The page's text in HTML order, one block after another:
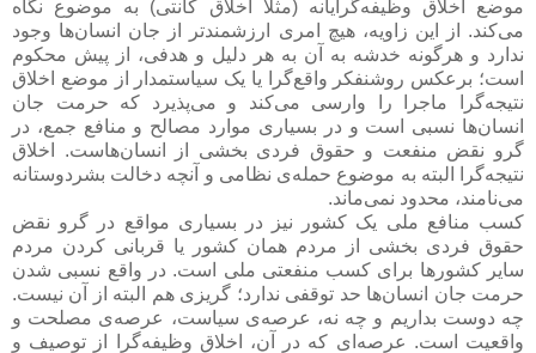
موضع اخلاق وظیفه‌گرایانه (مثلاً اخلاق کانتی) به موضوع نگاه
می‌کند. از این زاویه، هیچ امری ارزشمندتر از جان انسان‌ها وجود
ندارد و هرگونه خدشه به آن به هر دلیل و هدفی، از پیش محکوم
است؛ برعکس روشنفکر واقع‌گرا یا یک سیاستمدار از موضع اخلاق
نتیجه‌گرا ماجرا را وارسی می‌کند و می‌پذیرد که حرمت جان
انسان‌ها نسبی است و در بسیاری موارد مصالح و منافع جمع، در
گرو نقض منفعت و حقوق فردی بخشی از انسان‌هاست. اخلاق
نتیجه‌گرا البته به موضوع حمله‌ی نظامی و آنچه دخالت بشردوستانه
می‌نامند، محدود نمی‌ماند.
کسب منافع ملی یک کشور نیز در بسیاری مواقع در گرو نقض
حقوق فردی بخشی از مردم همان کشور یا قربانی کردن مردم
سایر کشورها برای کسب منفعتی ملی است. در واقع نسبی شدن
حرمت جان انسان‌ها حد توقفی ندارد؛ گریزی هم البته از آن نیست.
چه دوست بداریم و چه نه، عرصه‌ی سیاست، عرصه‌ی مصلحت و
واقعیت است. عرصه‌ای که در آن، اخلاق وظیفه‌گرا از توصیف و